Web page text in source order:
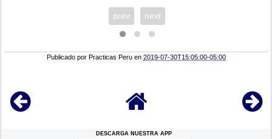
prev next
Publicado por Practicas Peru en2019-07-30T15:05:00-05:00
DESCARGA NUESTRA APP